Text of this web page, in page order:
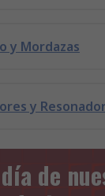
y Mordazas
y
de